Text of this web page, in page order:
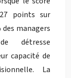
points sur
des managers
détresse
capacité de
La